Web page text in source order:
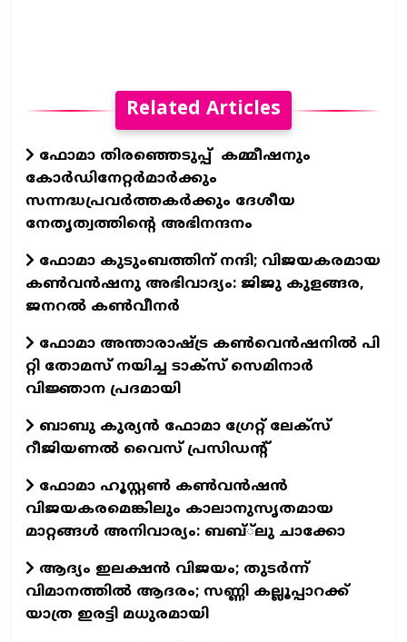
Related Articles
ഫോമാ തിരഞ്ഞെടുപ്പ് കമ്മീഷനും
കോർഡിനേറ്റർമാർക്കും
സന്നദ്ധപ്രവർത്തകർക്കും ദേശീയ
നേതൃത്വത്തിന്റെ അഭിനന്ദനം
ഫോമാ കുടുംബത്തിന് നന്ദി; വിജയകരമായ
കൺവൻഷനു അഭിവാദ്യം: ജിജു കുളങ്ങര,
ജനറൽ കൺവീനർ
ഫോമാ അന്താരാഷ്ട്ര കൺവെൻഷനിൽ പി
റ്റി തോമസ് നയിച്ച ടാക്‌സ്‌ സെമിനാർ
വിജ്ഞാന പ്രദമായി
ബാബു കുര്യൻ ഫോമാ ഗ്രേറ്റ് ലേക്സ്
റീജിയണൽ വൈസ് പ്രസിഡന്റ്
ഫോമാ ഹൂസ്റ്റൺ കൺവൻഷൻ
വിജയകരമെങ്കിലും കാലാനുസൃതമായ
മാറ്റങ്ങൾ അനിവാര്യം: ബബ്്‌ലു ചാക്കോ
ആദ്യം ഇലക്ഷൻ വിജയം; തുടർന്ന്
വിമാനത്തിൽ ആദരം; സണ്ണി കല്ലൂപ്പാറക്ക്
യാത്ര ഇരട്ടി മധുരമായി